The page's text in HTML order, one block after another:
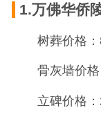
1.万佛华侨
树葬价格
骨灰墙价格
立碑价格